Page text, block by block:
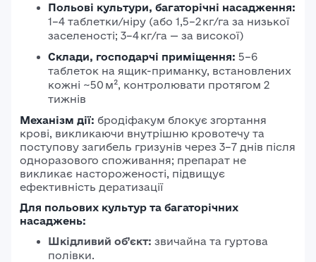
Польові культури, багаторічні насадження:
1–4 таблетки/ніру (або 1,5–2 кг/га за низької
заселеності; 3–4 кг/га — за високої)
Склади, господарчі приміщення: 5–6
таблеток на ящик-приманку, встановлених
кожні ~50 м², контролювати протягом 2
тижнів
Механізм дії: бродіфакум блокує згортання
крові, викликаючи внутрішню кровотечу та
поступову загибель гризунів через 3–7 днів після
одноразового споживання; препарат не
викликає настороженості, підвищує
ефективність дератизації
Для польових культур та багаторічних
насаджень:
Шкідливий об’єкт: звичайна та гуртова
полівки.